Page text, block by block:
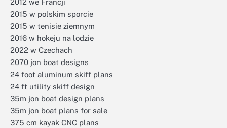
2012 we Francji
2015 w polskim sporcie
2015 w tenisie ziemnym
2016 w hokeju na lodzie
2022 w Czechach
2070 jon boat designs
24 foot aluminum skiff plans
24 ft utility skiff design
35m jon boat design plans
35m jon boat plans for sale
375 cm kayak CNC plans